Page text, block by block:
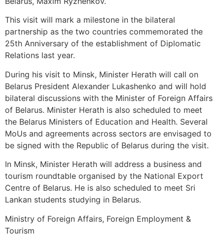
This visit will mark a milestone in the bilateral
partnership as the two countries commemorated the
25th Anniversary of the establishment of Diplomatic
Relations last year.
During his visit to Minsk, Minister Herath will call on
Belarus President Alexander Lukashenko and will hold
bilateral discussions with the Minister of Foreign Affairs
of Belarus. Minister Herath is also scheduled to meet
the Belarus Ministers of Education and Health. Several
MoUs and agreements across sectors are envisaged to
be signed with the Republic of Belarus during the visit.
In Minsk, Minister Herath will address a business and
tourism roundtable organised by the National Export
Centre of Belarus. He is also scheduled to meet Sri
Lankan students studying in Belarus.
Ministry of Foreign Affairs, Foreign Employment &
Tourism